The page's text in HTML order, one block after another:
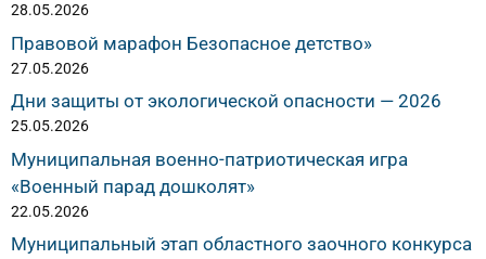
28.05.2026
Правовой марафон Безопасное детство»
27.05.2026
Дни защиты от экологической опасности — 2026
25.05.2026
Муниципальная военно-патриотическая игра
«Военный парад дошколят»
22.05.2026
Муниципальный этап областного заочного конкурса